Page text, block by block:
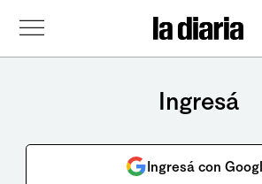
Ingresá
Ingresá con